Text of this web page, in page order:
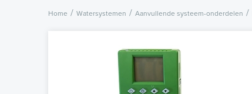
Home Watersystemen Aanvullende systeem-onderdelen